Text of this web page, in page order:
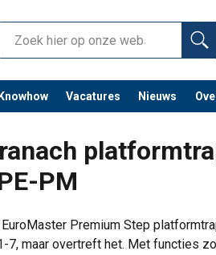
Vacatures Nieuws
PM
EuroMaster Premium Step
7, maar overtreft het. Met functies